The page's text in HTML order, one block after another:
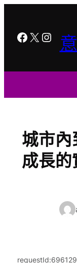
容
Facebook
X
城市
成長